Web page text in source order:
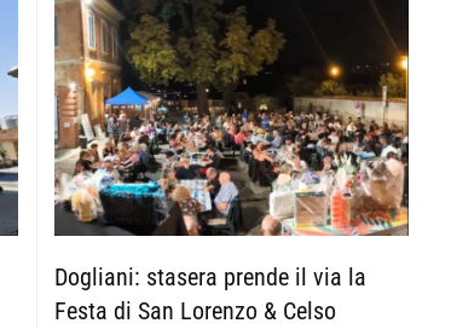
Dogliani: stasera prende il via la
Festa di San Lorenzo & Celso